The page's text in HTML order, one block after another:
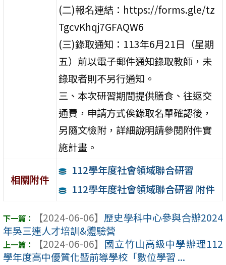
(二)報名連結：https://forms.gle/tz
TgcvKhqj7GFAQW6
(三)錄取通知：113年6月21日（星期
五）前以電子郵件通知錄取教師，未
錄取者則不另行通知。
三、本次研習期間提供膳食、往返交
通費，申請方式俟錄取名單確認後，
另隨文檢附，詳細說明請參閱附件實
施計畫。
相關附件
112學年度社會領域聯合研習
112學年度社會領域聯合研習 附件
【2024-06-06】 歷史學科中心參與合辦2024
年吳三連人才培訓&體驗營
【2024-06-06】 國立竹山高級中學辦理112
學年度高中優質化暨前導學校「數位學習 ...